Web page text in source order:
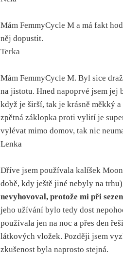
Mám FemmyCycle M a má fakt
něj dopustit.
Terka
Mám FemmyCycle M. Byl sice
na jistotu. Hned napoprvé jsem jej
když je širší, tak je krásně měkký
zpětná záklopka proti vylití je
vylévat mimo domov, tak nic
Lenka
Dříve jsem používala kalíšek
době, kdy ještě jiné nebyly na
nevyhovoval, protože mi při
jeho užívání bylo tedy dost
používala jen na noc a přes den
látkových vložek. Později jsem
zkušenost byla naprosto stejná.